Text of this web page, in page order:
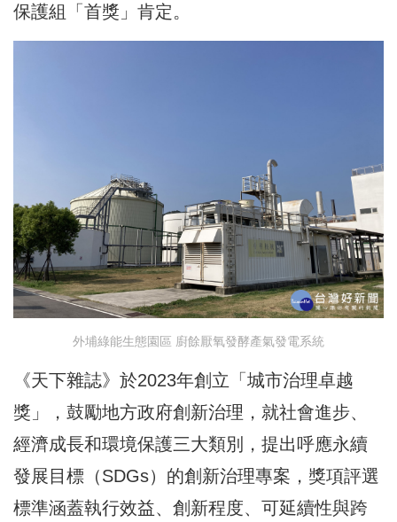
保護組「首獎」肯定。
外埔綠能生態園區 廚餘厭氧發酵產氣發電系統
《天下雜誌》於2023年創立「城市治理卓越
獎」，鼓勵地方政府創新治理，就社會進步、
經濟成長和環境保護三大類別，提出呼應永續
發展目標（SDGs）的創新治理專案，獎項評選
標準涵蓋執行效益、創新程度、可延續性與跨